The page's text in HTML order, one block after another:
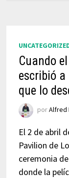
Cuando
escribió
que lo
porAlfred
El 2 de abril
Pavilion de
ceremonia
donde la